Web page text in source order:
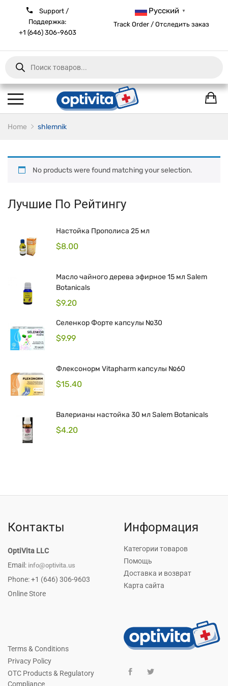
Support /
Поддержка:
+1 (646) 306-9603
Русский ▼
Track Order / Отследить заказ
Products
search
Home shlemnik
No products were found matching your selection.
Лучшие По Рейтингу
Настойка Прополиса 25 мл
$8.00
Масло чайного дерева эфирное 15 мл Salem
Botanicals
$9.20
Селенкор Форте капсулы №30
$9.99
Флексонорм Vitapharm капсулы №60
$15.40
Валерианы настойка 30 мл Salem Botanicals
$4.20
Контакты
OptiVita LLC
Email: info@optivita.us
Phone: +1 (646) 306-9603
Online Store
Информация
Категории товаров
Помощь
Доставка и возврат
Карта сайта
Terms & Conditions
Privacy Policy
OTC Products & Regulatory
Compliance